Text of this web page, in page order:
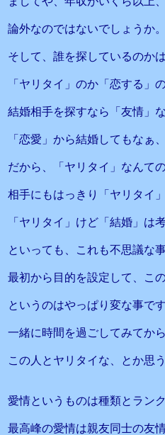
論外なのではないでしょうか。
そして、誰を探しているのか
「ヤリタイ」のか「恋する」
結婚相手を探すなら「友情」
「恋愛」から結婚してもなぁ
だから、「ヤリタイ」なんて
相手にもはっきり「ヤリタイ
「ヤリタイ」けど「結婚」は
といっても、これも不思議な事
最初から目的を設定して、こ
というのはやっぱり変な事です
一緒に時間を過ごしてみてか
この人とヤリタイな、とか思
愛情というものは種類とラン
最高峰の愛情は親友同士の友